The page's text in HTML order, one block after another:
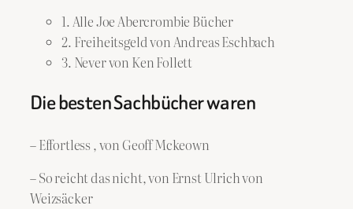
1. Alle Joe Abercrombie Bücher
2. Freiheitsgeld von Andreas Eschbach
3. Never von Ken Follett
Die besten Sachbücher waren
– Effortless , von Geoff Mckeown
– So reicht das nicht, von Ernst Ulrich von
Weizsäcker